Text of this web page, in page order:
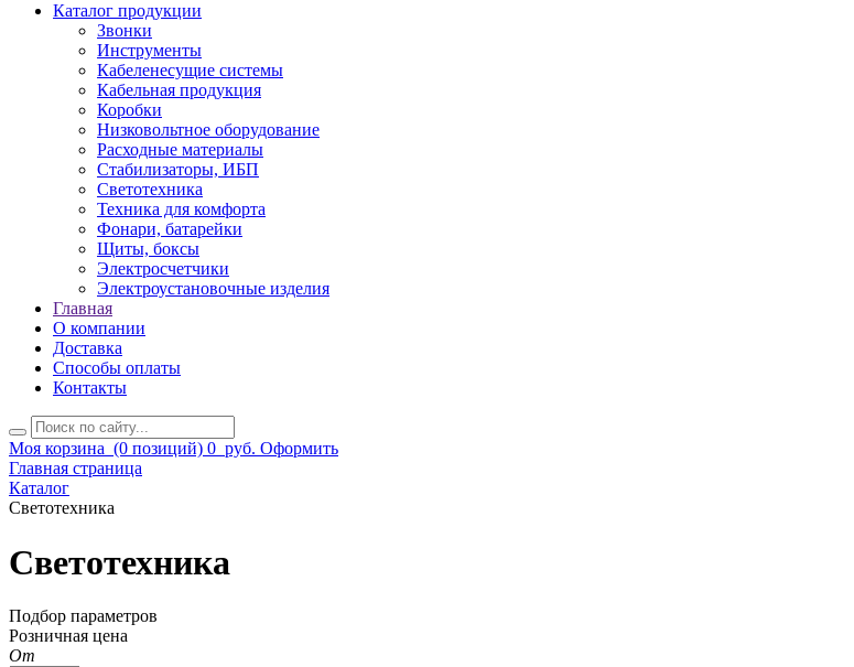
Каталог продукции
Звонки
Инструменты
Кабеленесущие системы
Кабельная продукция
Коробки
Низковольтное оборудование
Расходные материалы
Стабилизаторы, ИБП
Светотехника
Техника для комфорта
Фонари, батарейки
Щиты, боксы
Электросчетчики
Электроустановочные изделия
Главная
О компании
Доставка
Способы оплаты
Контакты
Моя корзина (0 позиций) 0 руб. Оформить
Главная страница
Каталог
Светотехника
Светотехника
Подбор параметров
Розничная цена
От